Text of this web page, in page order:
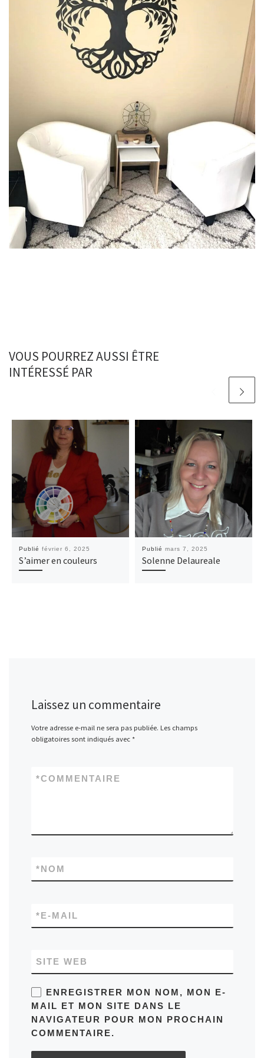
VOUS POURREZ AUSSI ÊTRE
INTÉRESSÉ PAR
Publié février 6, 2025
S’aimer en couleurs
Publié mars 7, 2025
Solenne Delaureale
Laissez un commentaire
Votre adresse e-mail ne sera pas publiée. Les champs
obligatoires sont indiqués avec *
COMMENTAIRE
*
NOM
*
E-MAIL
*
SITE WEB
ENREGISTRER MON NOM, MON E-
MAIL ET MON SITE DANS LE
NAVIGATEUR POUR MON PROCHAIN
COMMENTAIRE.